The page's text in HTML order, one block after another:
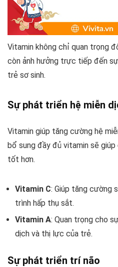
Vitamin không chỉ quan trọng
còn ảnh hưởng trực tiếp đến
trẻ sơ sinh.
Sự phát triển hệ miễn
Vitamin giúp tăng cường hệ
bổ sung đầy đủ vitamin sẽ
tốt hơn.
Vitamin C: Giúp tăng cường
trình hấp thụ sắt.
Vitamin A: Quan trọng cho
dịch và thị lực của trẻ.
Sự phát triển trí não